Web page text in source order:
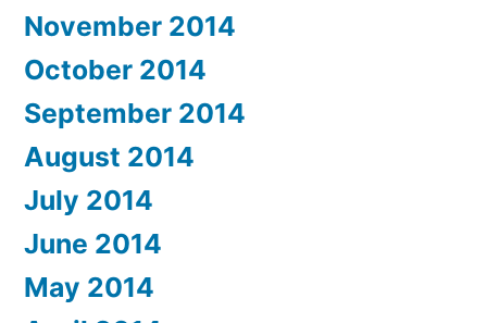
November 2014
October 2014
September 2014
August 2014
July 2014
June 2014
May 2014